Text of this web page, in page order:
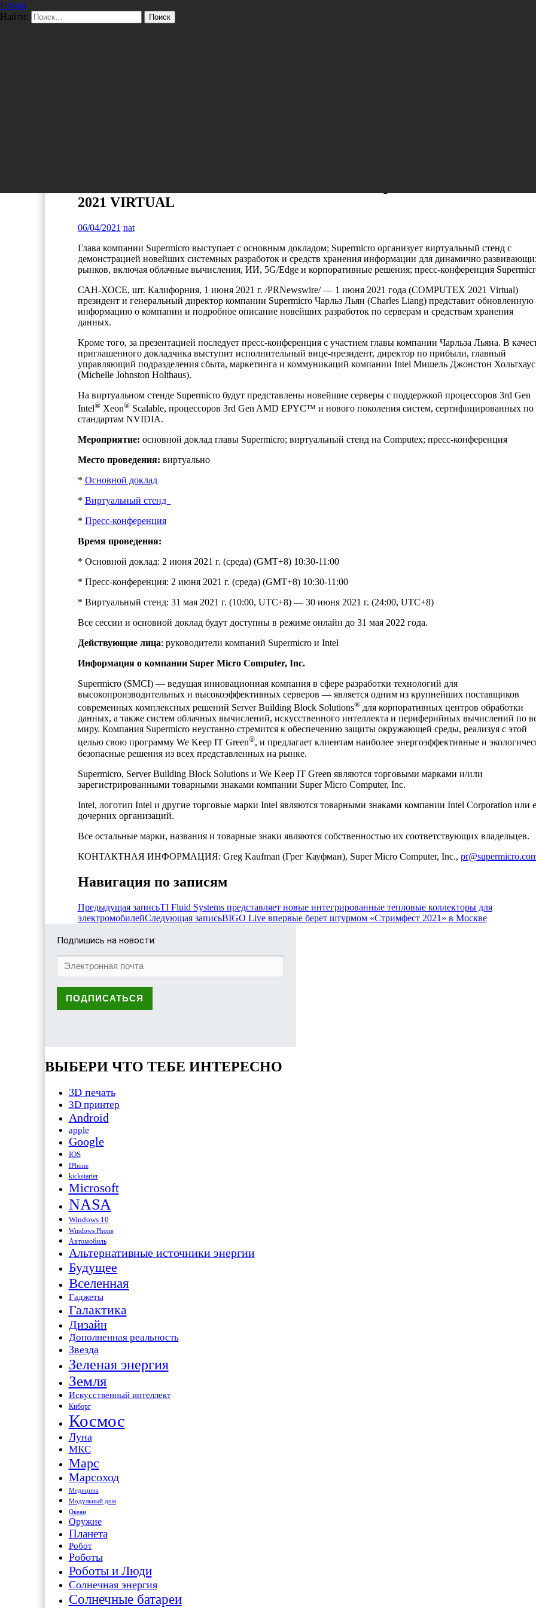
Перейти к содержимому
Pro/Hi-Tech
Поиск
Найти:
2021 VIRTUAL
06/04/2021 nat
Глава компании Supermicro выступает с основным докладом; Supermicro организует виртуальный стенд с
демонстрацией новейших системных разработок и средств хранения информации для динамично
рынков, включая облачные вычисления, ИИ, 5G/Edge и корпоративные решения; пресс-конференция
САН-ХОСЕ, шт. Калифорния, 1 июня 2021 г. /PRNewswire/ — 1 июня 2021 года (COMPUTEX 2021 Virtual)
президент и генеральный директор компании Supermicro Чарльз Льян (Charles Liang) представит обновленную
информацию о компании и подробное описание новейших разработок по серверам и средствам хранения
данных.
Кроме того, за презентацией последует пресс-конференция с участием главы компании Чарльза Льяна. В
приглашенного докладчика выступит исполнительный вице-президент, директор по прибыли, главный
управляющий подразделения сбыта, маркетинга и коммуникаций компании Intel Мишель Джонстон Хольтхаус
(Michelle Johnston Holthaus).
На виртуальном стенде Supermicro будут представлены новейшие серверы с поддержкой процессоров 3rd Gen
Intel®Xeon®Scalable, процессоров 3rd Gen AMD EPYC™ и нового поколения систем, сертифицированных по
стандартам NVIDIA.
Мероприятие: основной доклад главы Supermicro; виртуальный стенд на Computex; пресс-конференция
Место проведения: виртуально
* Основной доклад
* Виртуальный стенд
* Пресс-конференция
Время проведения:
* Основной доклад: 2 июня 2021 г. (среда) (GMT+8) 10:30-11:00
* Пресс-конференция: 2 июня 2021 г. (среда) (GMT+8) 10:30-11:00
* Виртуальный стенд: 31 мая 2021 г. (10:00, UTC+8) — 30 июня 2021 г. (24:00, UTC+8)
Все сессии и основной доклад будут доступны в режиме онлайн до 31 мая 2022 года.
Действующие лица: руководители компаний Supermicro и Intel
Информация о компании Super Micro Computer, Inc.
Supermicro (SMCI) — ведущая инновационная компания в сфере разработки технологий для
высокопроизводительных и высокоэффективных серверов — является одним из крупнейших поставщиков
современных комплексных решений Server Building Block Solutions®для корпоративных центров обработки
данных, а также систем облачных вычислений, искусственного интеллекта и периферийных вычислений по
миру. Компания Supermicro неустанно стремится к обеспечению защиты окружающей среды, реализуя с этой
целью свою программу We Keep IT Green®, и предлагает клиентам наиболее энергоэффективные и
безопасные решения из всех представленных на рынке.
Supermicro, Server Building Block Solutions и We Keep IT Green являются торговыми марками и/или
зарегистрированными товарными знаками компании Super Micro Computer, Inc.
Intel, логотип Intel и другие торговые марки Intel являются товарными знаками компании Intel Corporation или
дочерних организаций.
Все остальные марки, названия и товарные знаки являются собственностью их соответствующих владельцев.
КОНТАКТНАЯ ИНФОРМАЦИЯ: Greg Kaufman (Грег Кауфман), Super Micro Computer, Inc.,
Навигация по записям
Предыдущая записьTI Fluid Systems представляет новые интегрированные тепловые коллекторы для
электромобилейСледующая записьBIGO Live впервые берет штурмом «Стримфест 2021» в Москве
Подпишись на новости:
ВЫБЕРИ ЧТО ТЕБЕ ИНТЕРЕСНО
3D печать
3D принтер
Android
apple
Google
IOS
IPhone
kickstarter
Microsoft
NASA
Windows 10
Windows Phone
Автомобиль
Альтернативные источники энергии
Будущее
Вселенная
Гаджеты
Галактика
Дизайн
Дополненная реальность
Звезда
Зеленая энергия
Земля
Искусственный интеллект
Киборг
Космос
Луна
МКС
Марс
Марсоход
Медицина
Модульный дом
Океан
Оружие
Планета
Робот
Роботы
Роботы и Люди
Солнечная энергия
Солнечные батареи